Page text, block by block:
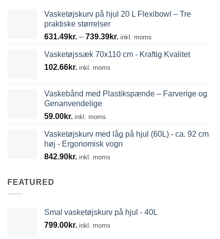
Vasketøjskurv på hjul 20 L Flexibowl – Tre
praktiske størrelser
631.49kr. – 739.39kr. Prisinterval:
til
inkl. moms
Vasketøjssæk 70x110 cm - Kraftig Kvalitet
102.66kr. inkl. moms
Vaskebånd med Plastikspænde – Farverige og
Genanvendelige
59.00kr. inkl. moms
Vasketøjskurv med låg på hjul (60L) - ca. 92 cm
høj - Ergonomisk vogn
842.90kr. inkl. moms
FEATURED
Smal vasketøjskurv på hjul - 40L
799.00kr. inkl. moms